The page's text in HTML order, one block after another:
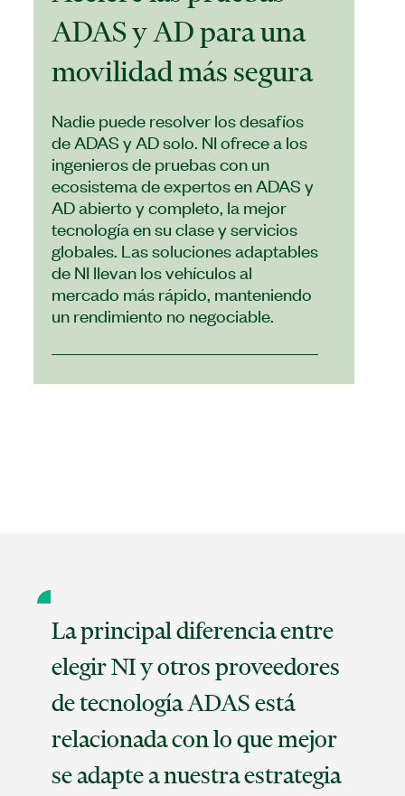
ADAS y AD para una
movilidad más segura
​Nadie puede resolver los desafíos
de ADAS y AD solo. NI ofrece a los
ingenieros de pruebas con un
ecosistema de expertos en ADAS y
AD abierto y completo, la mejor
tecnología en su clase y servicios
globales. Las soluciones adaptables
de NI llevan los vehículos al
mercado más rápido, manteniendo
un rendimiento no negociable.
La principal diferencia entre
elegir NI y otros proveedores
de tecnología ADAS está
relacionada con lo que mejor
se adapte a nuestra estrategia